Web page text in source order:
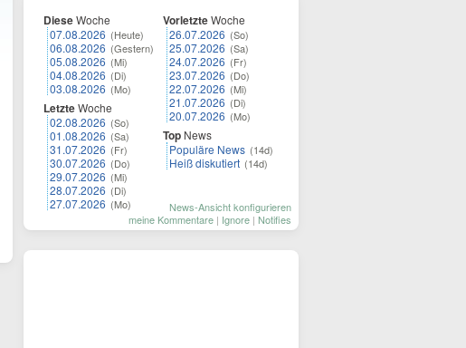
DieseWoche
07.08.2026 (Heute)
06.08.2026 (Gestern)
05.08.2026 (Mi)
04.08.2026 (Di)
03.08.2026 (Mo)
LetzteWoche
02.08.2026 (So)
01.08.2026 (Sa)
31.07.2026 (Fr)
30.07.2026 (Do)
29.07.2026 (Mi)
28.07.2026 (Di)
27.07.2026 (Mo)
VorletzteWoche
26.07.2026 (So)
25.07.2026 (Sa)
24.07.2026 (Fr)
23.07.2026 (Do)
22.07.2026 (Mi)
21.07.2026 (Di)
20.07.2026 (Mo)
Top News
Populäre News (14d)
Heiß diskutiert (14d)
News-Ansicht konfigurieren
meine Kommentare | Ignore | Notifies